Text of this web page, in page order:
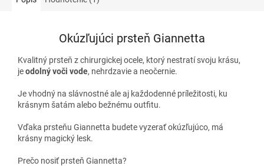
Okúzľujúci prsteň Giannetta
Kvalitný prsteň z chirurgickej ocele, ktorý nestratí svoju krásu,
jeodolný voči vode, nehrdzavie a neočernie.
Je vhodný na slávnostné ale aj každodenné príležitosti, ku
krásnym šatám alebo bežnému outfitu.
Vďaka prsteňu Giannetta budete vyzerať okúzľujúco, má
krásny magický lesk.
Prečo nosiť prsteň Giannetta?